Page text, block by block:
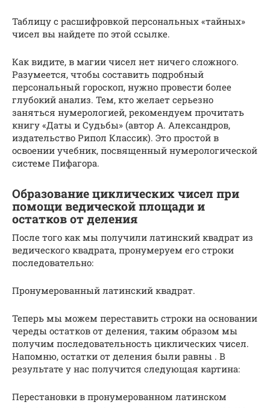
Таблицу с расшифровкой персональных «тайных»
чисел вы найдете по этой ссылке.
Как видите, в магии чисел нет ничего сложного.
Разумеется, чтобы составить подробный
персональный гороскоп, нужно провести более
глубокий анализ. Тем, кто желает серьезно
заняться нумерологией, рекомендуем прочитать
книгу «Даты и Судьбы» (автор А. Александров,
издательство Рипол Классик). Это простой в
освоении учебник, посвященный нумерологической
системе Пифагора.
Образование циклических чисел при
помощи ведической площади и
остатков от деления
После того как мы получили латинский квадрат из
ведического квадрата, пронумеруем его строки
последовательно:
Пронумерованный латинский квадрат.
Теперь мы можем переставить строки на основании
череды остатков от деления, таким образом мы
получим последовательность циклических чисел.
Напомню, остатки от деления были равны . В
результате у нас получится следующая картина:
Перестановки в пронумерованном латинском